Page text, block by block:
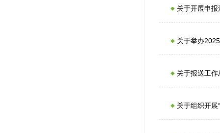
关于开展申
关于举办
关于报送工